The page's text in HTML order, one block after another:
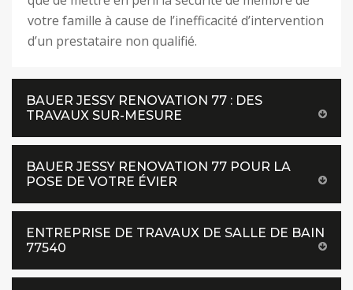
votre famille à cause de l’inefficacité d’intervention
d’un prestataire non qualifié.
BAUER JESSY RENOVATION 77 : DES
TRAVAUX SUR-MESURE
BAUER JESSY RENOVATION 77 POUR LA
POSE DE VOTRE ÉVIER
ENTREPRISE DE TRAVAUX DE SALLE DE BAIN
77540